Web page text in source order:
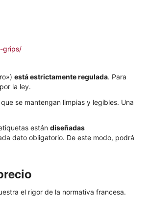
grips/
está estrictamente regulada. Para
la ley.
se mantengan limpias y legibles. Una
están diseñadas
dato obligatorio. De este modo, podrá
el rigor de la normativa francesa.